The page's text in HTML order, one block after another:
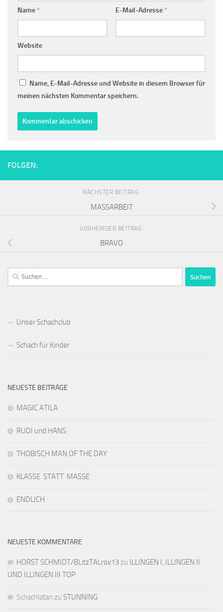
Name* E-Mail-Adresse*
Website
Name, E-Mail-Adresse und Website in diesem Browser für
meinen nächsten Kommentar speichern.
FOLGEN:
NÄCHSTER BEITRAG
MASSARBEIT
VORHERIGER BEITRAG
BRAVO
Suchen
nach:
Unser Schachclub
Schach für Kinder
NEUESTE BEITRÄGE
MAGIC ATILA
RUDI und HANS
THOBISCH MAN OF THE DAY
KLASSE STATT MASSE
ENDLICH
NEUESTE KOMMENTARE
HORST SCHMIDT/BLitzTALrov13zu ILLINGEN I, ILLINGEN II
UND ILLINGEN III TOP
Schachlatan zu STUNNING